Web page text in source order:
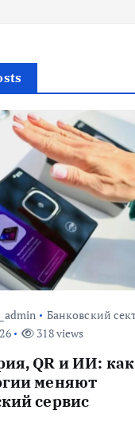
Банковский
318 views
QR и ИИ:
меняют
сервис